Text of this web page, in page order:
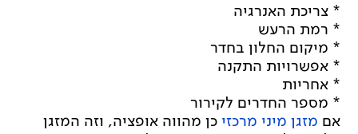
* צריכת האנרגיה
* רמת הרעש
* מיקום החלון בחדר
* אפשרויות התקנה
* אחריות
* מספר החדרים לקירור
אם מזגן מיני מרכזי כן מהווה אופציה, וזה המזגן